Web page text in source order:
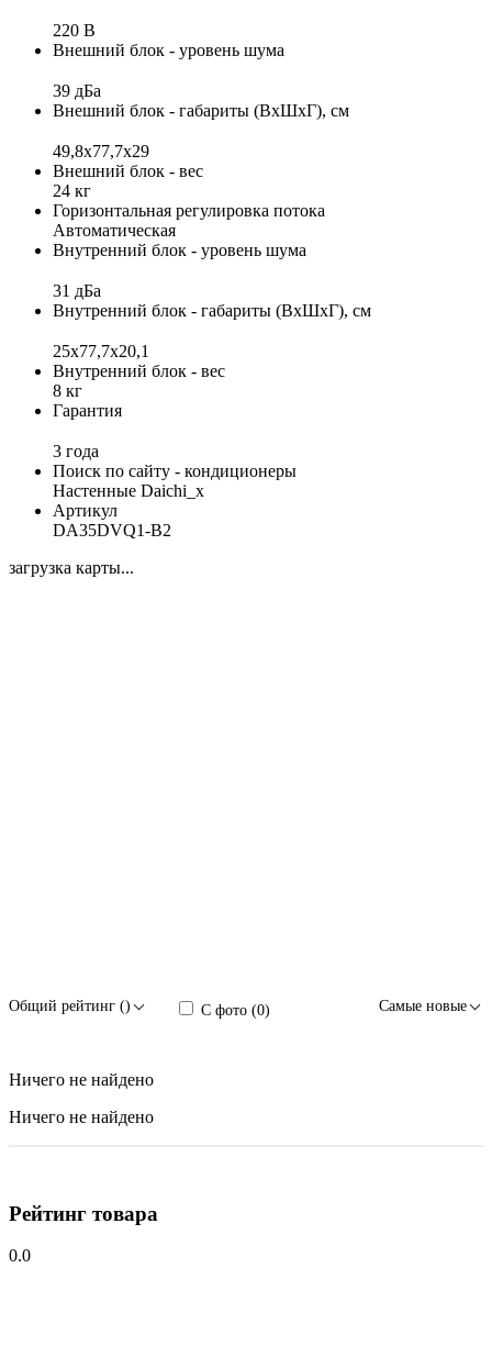
220 В
Внешний блок - уровень шума
39 дБа
Внешний блок - габариты (ВхШхГ), см
49,8x77,7x29
Внешний блок - вес
24 кг
Горизонтальная регулировка потока
Автоматическая
Внутренний блок - уровень шума
31 дБа
Внутренний блок - габариты (ВхШхГ), см
25x77,7x20,1
Внутренний блок - вес
8 кг
Гарантия
3 года
Поиск по сайту - кондиционеры
Настенные Daichi_x
Артикул
DA35DVQ1-B2
загрузка карты...
Общий рейтинг () С фото (0) Самые новые
Ничего не найдено
Ничего не найдено
Рейтинг товара
0.0